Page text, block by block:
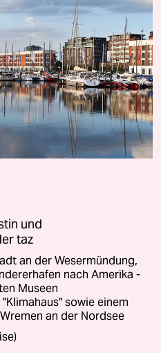
und
taz
an der Wesermündung,
nach Amerika -
Museen
sowie einem
an der Nordsee